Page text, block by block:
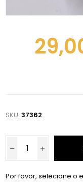
SKU: 37362
Por favor, selecione o